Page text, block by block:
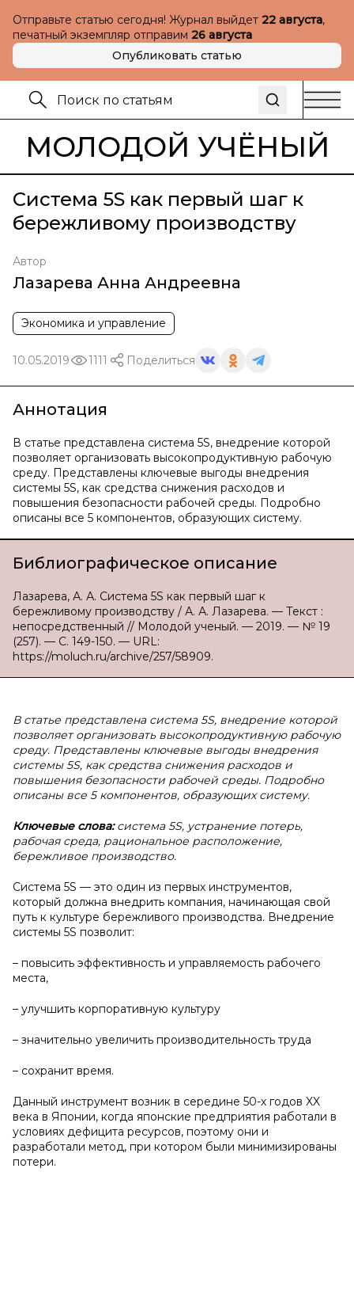
Отправьте статью сегодня! Журнал выйдет 22 августа,
печатный экземпляр отправим 26 августа
Опубликовать статью
МОЛОДОЙ УЧЁНЫЙ
Система 5S как первый шаг к
бережливому производству
Автор
Лазарева Анна Андреевна
Экономика и управление
10.05.2019 1111 Поделиться
Аннотация
В статье представлена система 5S, внедрение которой
позволяет организовать высокопродуктивную рабочую
среду. Представлены ключевые выгоды внедрения
системы 5S, как средства снижения расходов и
повышения безопасности рабочей среды. Подробно
описаны все 5 компонентов, образующих систему.
Библиографическое описание
Лазарева, А. А. Система 5S как первый шаг к
бережливому производству / А. А. Лазарева. — Текст :
непосредственный // Молодой ученый. — 2019. — № 19
(257). — С. 149-150. — URL:
https://moluch.ru/archive/257/58909.
В статье представлена система 5S, внедрение которой
позволяет организовать высокопродуктивную рабочую
среду. Представлены ключевые выгоды внедрения
системы 5S, как средства снижения расходов и
повышения безопасности рабочей среды. Подробно
описаны все 5 компонентов, образующих систему.
Ключевые слова:система 5S, устранение потерь,
рабочая среда, рациональное расположение,
бережливое производство.
Система 5S — это один из первых инструментов,
который должна внедрить компания, начинающая свой
путь к культуре бережливого производства. Внедрение
системы 5S позволит:
– повысить эффективность и управляемость рабочего
места,
– улучшить корпоративную культуру
– значительно увеличить производительность труда
– сохранит время.
Данный инструмент возник в середине 50-х годов XX
века в Японии, когда японские предприятия работали в
условиях дефицита ресурсов, поэтому они и
разработали метод, при котором были минимизированы
потери.